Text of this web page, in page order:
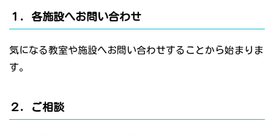
１．各施設へお問い合わせ
気になる教室や施設へお問い合わせすることから始まりま
す。
２．ご相談